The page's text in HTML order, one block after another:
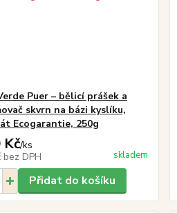
Puer – bělicí prášek a
skvrn na bázi kyslíku,
Ecogarantie, 250g
Kč/ks
bez DPH skladem
Přidat do košíku